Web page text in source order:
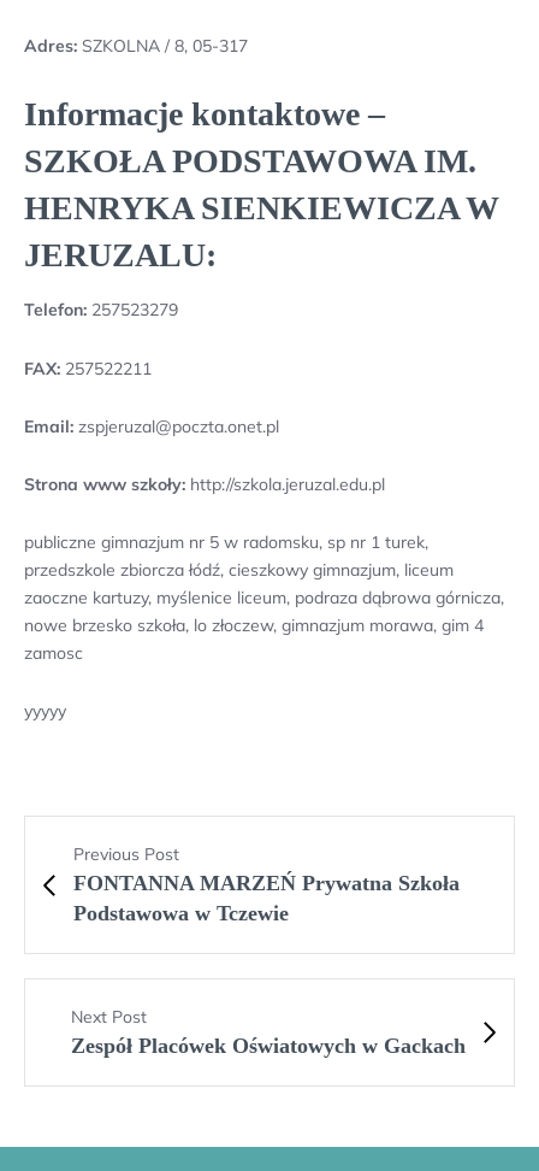
Adres: SZKOLNA / 8, 05-317
Informacje kontaktowe –
SZKOŁA PODSTAWOWA IM.
HENRYKA SIENKIEWICZA W
JERUZALU:
Telefon: 257523279
FAX: 257522211
Email: zspjeruzal@poczta.onet.pl
Strona www szkoły: http://szkola.jeruzal.edu.pl
publiczne gimnazjum nr 5 w radomsku, sp nr 1 turek,
przedszkole zbiorcza łódź, cieszkowy gimnazjum, liceum
zaoczne kartuzy, myślenice liceum, podraza dąbrowa górnicza,
nowe brzesko szkoła, lo złoczew, gimnazjum morawa, gim 4
zamosc
yyyyy
Previous Post
FONTANNA MARZEŃ Prywatna Szkoła
Podstawowa w Tczewie
Next Post
Zespół Placówek Oświatowych w Gackach